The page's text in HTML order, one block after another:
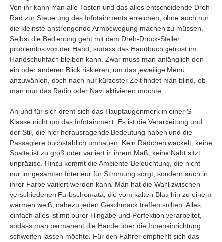
Von ihr kann man alle Tasten und das alles entscheidende Dreh-
Rad zur Steuerung des Infotainments erreichen, ohne auch nur
die kleinste anstrengende Armbewegung machen zu müssen.
Selbst die Bedienung geht mit dem Dreh-Drück-Steller
problemlos von der Hand, sodass das Handbuch getrost im
Handschuhfach bleiben kann. Zwar muss man anfänglich den
ein oder anderen Blick riskieren, um das jeweilige Menü
anzuwählen, doch nach nur kürzester Zeit findet man blind, ob
man nun das Radio oder Navi aktivieren möchte.
An und für sich dreht sich das Hauptaugenmerk in einer S-
Klasse nicht um das Infotainment. Es ist die Verarbeitung und
der Stil, die hier herausragende Bedeutung haben und die
Passagiere buchstäblich umhauen. Kein Rädchen wackelt, keine
Spalte ist zu groß oder variiert in ihrem Maß, keine Naht sitzt
unpräzise. Hinzu kommt die Ambiente-Beleuchtung, die nicht
nur im gesamten Interieur für Stimmung sorgt, sondern auch in
ihrer Farbe variiert werden kann. Man hat die Wahl zwischen
verschiedenen Farbschemata, die vom kalten Blau hin zu einem
warmen weiß, nahezu jeden Geschmack treffen sollten. Alles,
einfach alles ist mit purer Hingabe und Perfektion verarbeitet,
sodass man permanent die Hände über die Inneneinrichtung
schweifen lassen möchte. Für den Fahrer empfiehlt sich das